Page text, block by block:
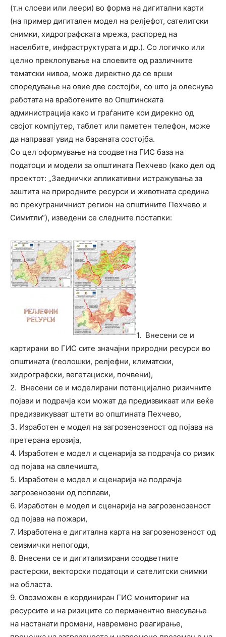
(т.н слоеви или леери) во форма на дигитални карти
(на пример дигитален модел на релјефот, сателитски
снимки, хидрографската мрежа, распоред на
населбите, инфраструктурата и др.). Со логичко или
целно преклопување на слоевите од различните
тематски нивоа, може директно да се врши
споредување на овие две состојби, со што ја олеснува
работата на вработените во Општинската
администрација како и граѓаните кои дирекно од
својот компјутер, таблет или паметен телефон, може
да направат увид на бараната состојба.
Со цел оформување на соодветна ГИС база на
податоци и модели за општината Пехчево (како дел од
проектот: „Заеднички апликативни истражувања за
заштита на природните ресурси и животната средина
во прекуграничниот регион на општините Пехчево и
Симитли“), изведени се следните постапки:
1. Внесени се и
картирани во ГИС сите значајни природни ресурси во
општината (геолошки, релјефни, климатски,
хидрографски, вегетациски, почвени),
2. Внесени се и моделирани потенцијално ризичните
појави и подрачја кои можат да предизвикаат или веќе
предизвикуваат штети во општината Пехчево,
3. Изработен е модел на загрозенозеност од појава на
претерана ерозија,
4. Изработен е модел и сценарија за подрачја со ризик
од појава на свлечишта,
5. Изработен е модел и сценарија на подрачја
загрозенозени од поплави,
6. Изработен е модел и сценарија на загрозенозеност
од појава на пожари,
7. Изработена е дигитална карта на загрозенозеност од
сеизмички непогоди,
8. Внесени се и дигитализирани соодветните
растерски, векторски податоци и сателитски снимки
на областа.
9. Овозможен е кординиран ГИС мониторинг на
ресурсите и на ризиците со перманентно внесување
на настанати промени, навремено реагирање,